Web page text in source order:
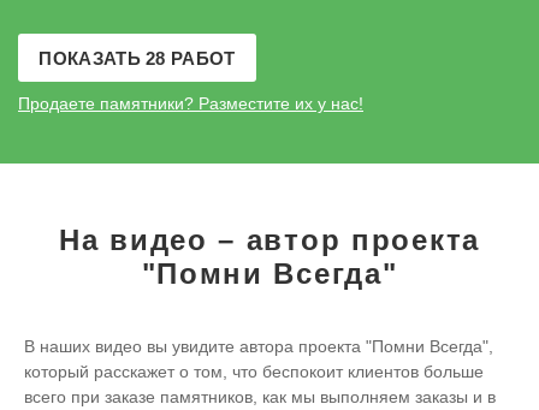
ПОКАЗАТЬ 28 РАБОТ
Продаете памятники? Разместите их у нас!
На видео – автор проекта
"Помни Всегда"
В наших видео вы увидите автора проекта "Помни Всегда",
который расскажет о том, что беспокоит клиентов больше
всего при заказе памятников, как мы выполняем заказы и в